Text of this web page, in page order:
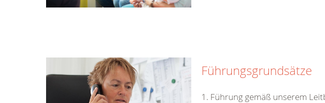
Führungsgrundsätze
1. Führung gemäß unserem